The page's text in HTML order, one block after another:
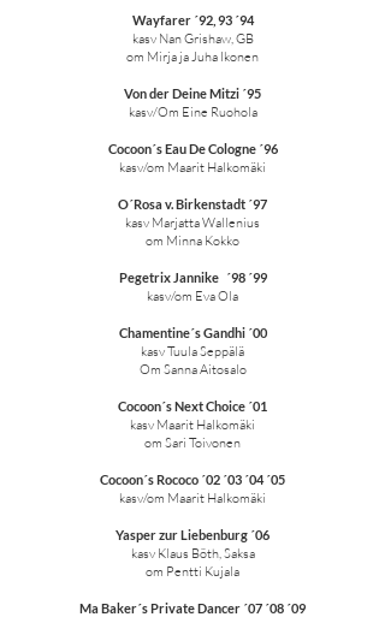
Wayfarer ´92, 93 ´94
kasv Nan Grishaw, GB
om Mirja ja Juha Ikonen
Von der Deine Mitzi ´95
kasv/Om Eine Ruohola
Cocoon´s Eau De Cologne ´96
kasv/om Maarit Halkomäki
O´Rosa v. Birkenstadt ´97
kasv Marjatta Wallenius
om Minna Kokko
Pegetrix Jannike ´98 ´99
kasv/om Eva Ola
Chamentine´s Gandhi ´00
kasv Tuula Seppälä
Om Sanna Aitosalo
Cocoon´s Next Choice ´01
kasv Maarit Halkomäki
om Sari Toivonen
Cocoon´s Rococo ´02 ´03 ´04 ´05
kasv/om Maarit Halkomäki
Yasper zur Liebenburg ´06
kasv Klaus Böth, Saksa
om Pentti Kujala
Ma Baker´s Private Dancer ´07 ´08 ´09